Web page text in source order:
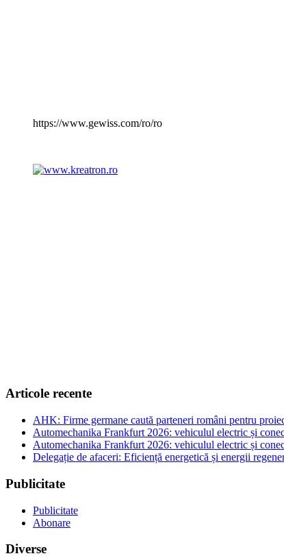
https://www.gewiss.com/ro/ro
Articole recente
AHK: Firme germane caută parteneri români pentru
Automechanika Frankfurt 2026: vehiculul electric și
Automechanika Frankfurt 2026: vehiculul electric și
Delegație de afaceri: Eficiență energetică și energii
Publicitate
Publicitate
Abonare
Diverse